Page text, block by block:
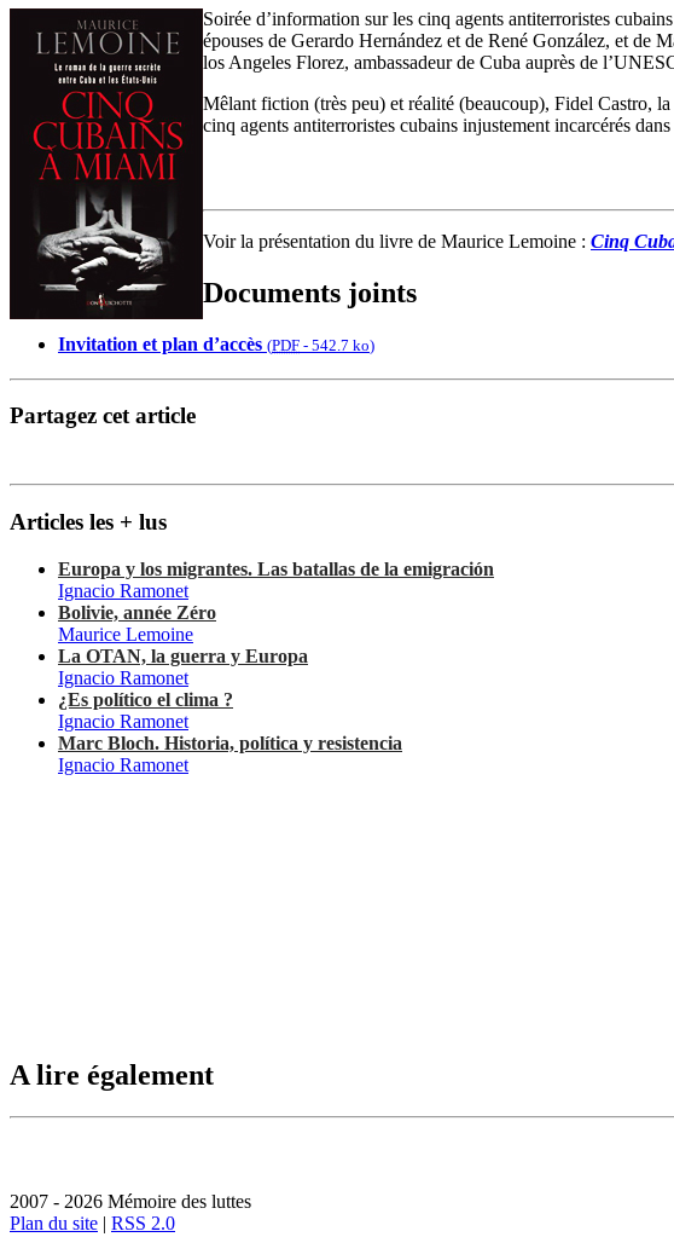
Soirée d’information sur les cinq agents antiterroristes
épouses de Gerardo Hernández et de René González, et de
los Angeles Florez, ambassadeur de Cuba auprès de
Mêlant fiction (très peu) et réalité (beaucoup), Fidel Castro,
cinq agents antiterroristes cubains injustement incarcérés
Voir la présentation du livre de Maurice Lemoine : Cinq
Documents joints
Invitation et plan d’accès (PDF - 542.7 ko)
Partagez cet article
Articles les + lus
Europa y los migrantes. Las batallas de la emigración
Ignacio Ramonet
Bolivie, année Zéro
Maurice Lemoine
La OTAN, la guerra y Europa
Ignacio Ramonet
¿Es político el clima ?
Ignacio Ramonet
Marc Bloch. Historia, política y resistencia
Ignacio Ramonet
A lire également
2007 - 2026 Mémoire des luttes
Plan du site | RSS 2.0